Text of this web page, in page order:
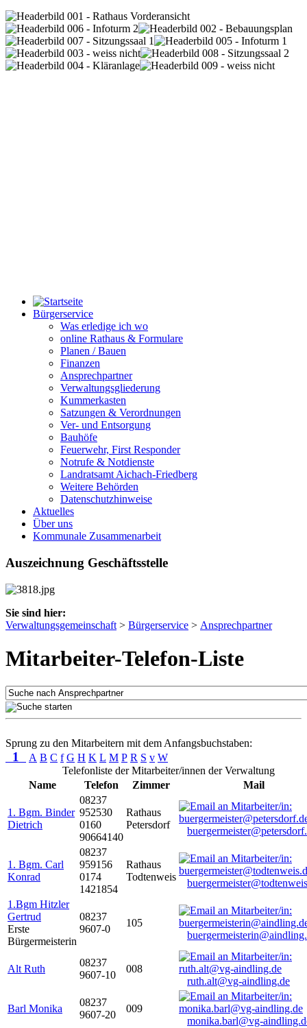
Bürgerservice
Was erledige ich wo
online Rathaus & Formulare
Planen / Bauen
Finanzen
Ansprechpartner
Verwaltungsgliederung
Kummerkasten
Satzungen & Verordnungen
Ver- und Entsorgung
Bauhöfe
Feuerwehr, First Responder
Notrufe & Notdienste
Landratsamt Aichach-Friedberg
Weitere Behörden
Datenschutzhinweise
Aktuelles
Über uns
Kommunale Zusammenarbeit
Auszeichnung Geschäftsstelle
Sie sind hier:
Verwaltungsgemeinschaft > Bürgerservice > Ansprechpartner
Mitarbeiter-Telefon-Liste
Sprung zu den Mitarbeitern mit dem Anfangsbuchstaben:
1 A B C f G H K L M P R S v W
Telefonliste der Mitarbeiter/innen der Verwaltung
Name
Telefon Zimmer Mail
1. Bgm. Binder
Dietrich
08237
952530
0160
90664140
Rathaus
Petersdorf
1. Bgm. Carl
Konrad
08237
959156
0174
1421854
Rathaus
Todtenweis
1.Bgm Hitzler
Gertrud
Erste
Bürgermeisterin
08237
9607-0
105
Alt Ruth
08237
9607-10
008
ruth.alt@vg-aindling.de
Barl Monika
08237
9607-20
009
monika.barl@vg-